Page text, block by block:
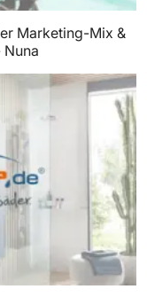
Marketing-Mix &